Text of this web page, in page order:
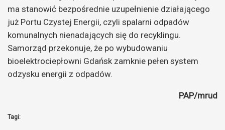
ma stanowić bezpośrednie uzupełnienie działającego
już Portu Czystej Energii, czyli spalarni odpadów
komunalnych nienadających się do recyklingu.
Samorząd przekonuje, że po wybudowaniu
bioelektrociepłowni Gdańsk zamknie pełen system
odzysku energii z odpadów.
PAP/mrud
Tagi: